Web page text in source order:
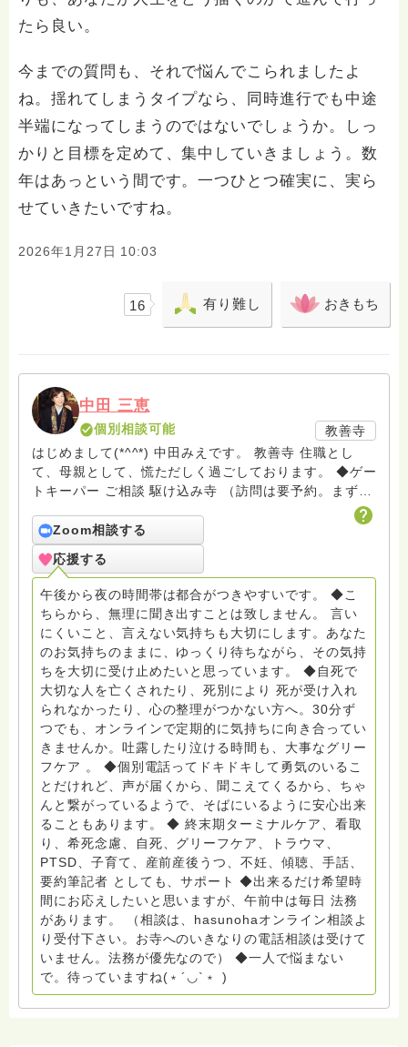
たら良い。
今までの質問も、それで悩んでこられましたよ
ね。揺れてしまうタイプなら、同時進行でも中途
半端になってしまうのではないでしょうか。しっ
かりと目標を定めて、集中していきましょう。数
年はあっという間です。一つひとつ確実に、実ら
せていきたいですね。
2026年1月27日 10:03
16 有り難し おきもち
中田 三恵
個別相談可能
教善寺
はじめまして(*^^*) 中田みえです。 教善寺 住職とし
て、母親として、慌ただしく過ごしております。 ◆ゲー
トキーパー ご相談 駆け込み寺 （訪問は要予約。まずは
ターミナルケア、看取り、グリーフケア、希死念慮、自
死、産前産後うつ、育児、DV、デートDV、トラウマ、
PTSD、傾聴トレーナー、手話、要約筆記、行政相談
員、女性支援員、小学校 中学校支援員としても、ケア
サポートをしています。 ◆一般社団法人『グリーフケア
ともしび』理事長 【ともしび遺族会】運営 毎月 第１
金・昼夜2回開催（大阪駅前第3ビル） 14：00〜，18：
00〜 お問い合わせ申込⬇️こちらから
griefcare.tomoshibi@icloud.com ＊この活動は皆さま
のご支援により支えられております。ご協力をよろしく
お願いします。 ゆうちょ銀行 口座番号 普通408-
6452769 一般社団法人グリーフケアともしび ◆『ビハ
ーラサロン おしゃべりカフェひだまり』 ビハーラ和歌
山代表 居場所運営 問い合わせ申込⬇️こちらから
griefcare.tomoshibi@icloud.com ◆GEはしもとサピュ
イエ 所属 （Gender Equity 誰もが自分らしく生きるこ
とができる社会をめざして）DV・女性支援 ◆認定NPO
京都自死自殺相談センターSotto 元グリーフサポート委
員長（2018〜2024） ◆保育士.幼稚園教諭.小学校教諭.
レクリエーションインストラクター.中学校DV授業 10年
間 保育 教育の現場で 総主任として勤めた経験も生かし
つつ、お話できることがあれば 幸いです。 いつも あな
たとともに。南無阿弥陀仏 ここでは、宗旨を問いませ
ん。 まずは、ひとりで抱え込まないで。 来寺お問い合
わせは⬇️こちらから miehimeyo@gmail.com ※時間を割
いて、あなたに向き合っています。 ですので、過去の
Zoom相談する
応援する
午後から夜の時間帯は都合がつきやすいです。 ◆こ
ちらから、無理に聞き出すことは致しません。 言い
にくいこと、言えない気持ちも大切にします。あなた
のお気持ちのままに、ゆっくり待ちながら、その気持
ちを大切に受け止めたいと思っています。 ◆自死で
大切な人を亡くされたり、死別により 死が受け入れ
られなかったり、心の整理がつかない方へ。30分ず
つでも、オンラインで定期的に気持ちに向き合ってい
きませんか。吐露したり泣ける時間も、大事なグリー
フケア 。 ◆個別電話ってドキドキして勇気のいるこ
とだけれど、声が届くから、聞こえてくるから、ちゃ
んと繋がっているようで、そばにいるように安心出来
ることもあります。 ◆ 終末期ターミナルケア、看取
り、希死念慮、自死、グリーフケア、トラウマ、
PTSD、子育て、産前産後うつ、不妊、傾聴、手話、
要約筆記者 としても、サポート ◆出来るだけ希望時
間にお応えしたいと思いますが、午前中は毎日 法務
があります。 （相談は、hasunohaオンライン相談よ
り受付下さい。お寺へのいきなりの電話相談は受けて
いません。法務が優先なので） ◆一人で悩まない
で。待っていますね(﹡´◡`﹡ )